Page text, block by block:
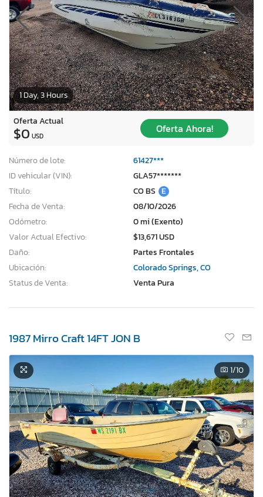
1 Day, 3 Hours
Oferta Actual
$0 USD
Oferta Ahora!
Número de lote:
61427***
ID vehicular (VIN):
GLA57*******
Título:
CO BS E
Fecha de Venta:
08/10/2026
Odómetro:
0 mi (Exento)
Valor Actual Efectivo:
$13,671 USD
Daño:
Partes Frontales
Ubicación:
Colorado Springs, CO
Status de Venta:
Venta Pura
1987 Mirro Craft 14FT JON B
1/10